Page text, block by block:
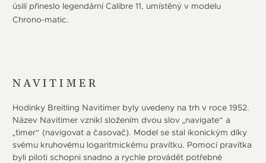
úsilí přineslo legendární Calibre 11, umístěný v modelu
Chrono-matic.
NAVITIMER
Hodinky Breitling Navitimer byly uvedeny na trh v roce 1952.
Název Navitimer vznikl složením dvou slov „navigate“ a
„timer“ (navigovat a časovač). Model se stal ikonickým díky
svému kruhovému logaritmickému pravítku. Pomocí pravítka
byli piloti schopni snadno a rychle provádět potřebné